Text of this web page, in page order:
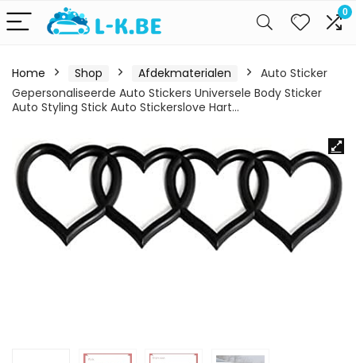
0
Home Shop Afdekmaterialen
Auto Sticker
Gepersonaliseerde Auto Stickers Universele Body Sticker
Auto Styling Stick Auto Stickerslove Hart…